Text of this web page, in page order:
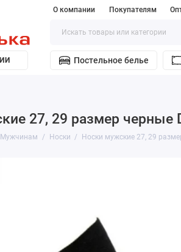
О компании Покупателям
Постельное белье
27, 29 размер черные
Мужчинам Носки Носки мужские 27, 29